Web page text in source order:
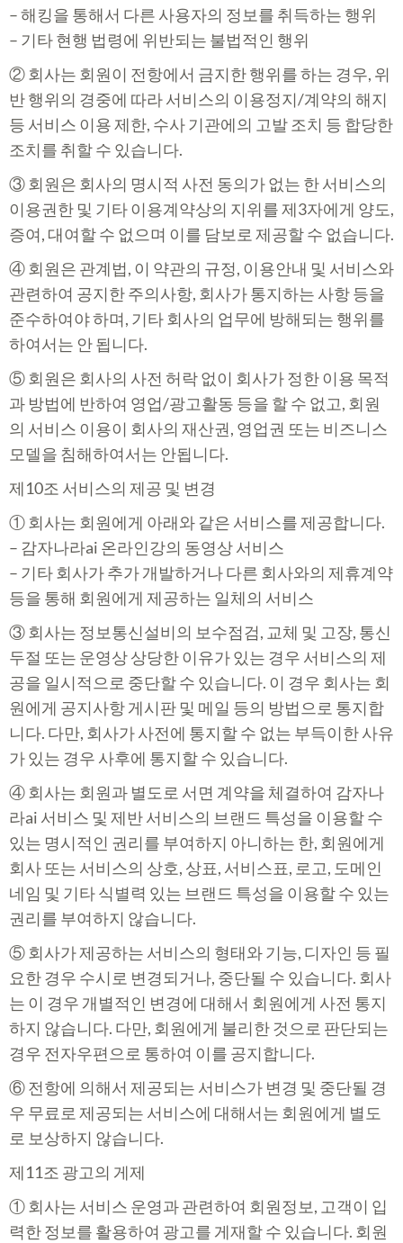
– 해킹을 통해서 다른 사용자의 정보를 취득하는 행위
– 기타 현행 법령에 위반되는 불법적인 행위
② 회사는 회원이 전항에서 금지한 행위를 하는 경우, 위
반 행위의 경중에 따라 서비스의 이용정지/계약의 해지
등 서비스 이용 제한, 수사 기관에의 고발 조치 등 합당한
조치를 취할 수 있습니다.
③ 회원은 회사의 명시적 사전 동의가 없는 한 서비스의
이용권한 및 기타 이용계약상의 지위를 제3자에게 양도,
증여, 대여할 수 없으며 이를 담보로 제공할 수 없습니다.
④ 회원은 관계법, 이 약관의 규정, 이용안내 및 서비스와
관련하여 공지한 주의사항, 회사가 통지하는 사항 등을
준수하여야 하며, 기타 회사의 업무에 방해되는 행위를
하여서는 안 됩니다.
⑤ 회원은 회사의 사전 허락 없이 회사가 정한 이용 목적
과 방법에 반하여 영업/광고활동 등을 할 수 없고, 회원
의 서비스 이용이 회사의 재산권, 영업권 또는 비즈니스
모델을 침해하여서는 안됩니다.
제10조 서비스의 제공 및 변경
① 회사는 회원에게 아래와 같은 서비스를 제공합니다.
– 감자나라ai 온라인강의 동영상 서비스
– 기타 회사가 추가 개발하거나 다른 회사와의 제휴계약
등을 통해 회원에게 제공하는 일체의 서비스
③ 회사는 정보통신설비의 보수점검, 교체 및 고장, 통신
두절 또는 운영상 상당한 이유가 있는 경우 서비스의 제
공을 일시적으로 중단할 수 있습니다. 이 경우 회사는 회
원에게 공지사항 게시판 및 메일 등의 방법으로 통지합
니다. 다만, 회사가 사전에 통지할 수 없는 부득이한 사유
가 있는 경우 사후에 통지할 수 있습니다.
④ 회사는 회원과 별도로 서면 계약을 체결하여 감자나
라ai 서비스 및 제반 서비스의 브랜드 특성을 이용할 수
있는 명시적인 권리를 부여하지 아니하는 한, 회원에게
회사 또는 서비스의 상호, 상표, 서비스표, 로고, 도메인
네임 및 기타 식별력 있는 브랜드 특성을 이용할 수 있는
권리를 부여하지 않습니다.
⑤ 회사가 제공하는 서비스의 형태와 기능, 디자인 등 필
요한 경우 수시로 변경되거나, 중단될 수 있습니다. 회사
는 이 경우 개별적인 변경에 대해서 회원에게 사전 통지
하지 않습니다. 다만, 회원에게 불리한 것으로 판단되는
경우 전자우편으로 통하여 이를 공지합니다.
⑥ 전항에 의해서 제공되는 서비스가 변경 및 중단될 경
우 무료로 제공되는 서비스에 대해서는 회원에게 별도
로 보상하지 않습니다.
제11조 광고의 게제
① 회사는 서비스 운영과 관련하여 회원정보, 고객이 입
력한 정보를 활용하여 광고를 게재할 수 있습니다. 회원